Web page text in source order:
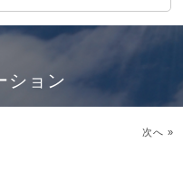
ション
次へ »